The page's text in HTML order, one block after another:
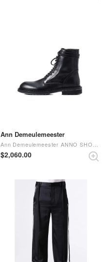
Ann Demeulemeester
$‌2,060.00